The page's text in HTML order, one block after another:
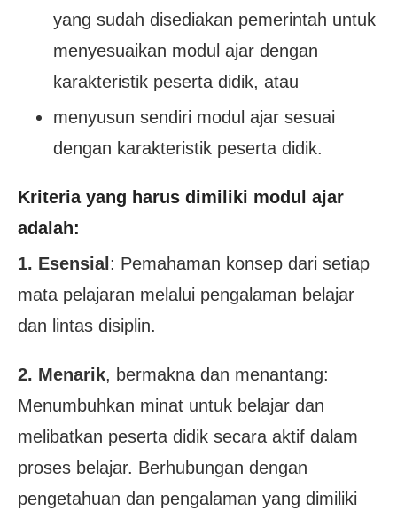
yang sudah disediakan pemerintah untuk
menyesuaikan modul ajar dengan
karakteristik peserta didik, atau
menyusun sendiri modul ajar sesuai
dengan karakteristik peserta didik.
Kriteria yang harus dimiliki modul ajar
adalah:
1. Esensial : Pemahaman konsep dari setiap
mata pelajaran melalui pengalaman belajar
dan lintas disiplin.
2. Menarik, bermakna dan menantang:
Menumbuhkan minat untuk belajar dan
melibatkan peserta didik secara aktif dalam
proses belajar. Berhubungan dengan
pengetahuan dan pengalaman yang dimiliki